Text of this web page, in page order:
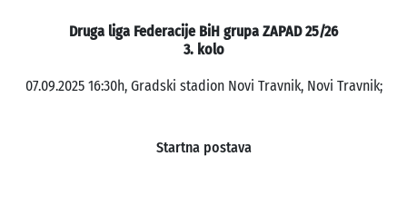
Druga liga Federacije BiH grupa ZAPAD 25/26
3. kolo
07.09.2025 16:30h, Gradski stadion Novi Travnik, Novi Travnik;
Startna postava